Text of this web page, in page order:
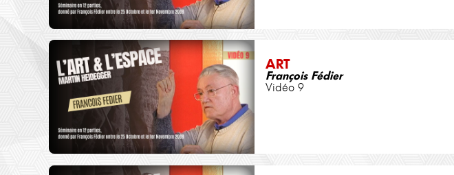
ART
François Fédier
Vidéo 9